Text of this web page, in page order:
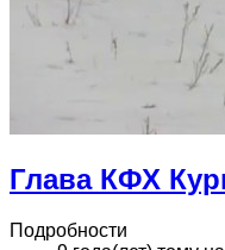
Глава КФХ
Подробности